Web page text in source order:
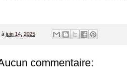
à juin 14, 2025
commentaire: